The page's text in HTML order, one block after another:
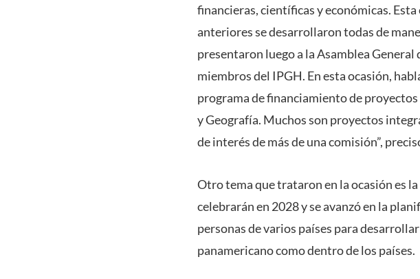
financieras, científicas y económicas.
anteriores se desarrollaron todas de
presentaron luego a la Asamblea
miembros del IPGH. En esta ocasión,
programa de financiamiento de
y Geografía. Muchos son proyectos
de interés de más de una comisión”,
Otro tema que trataron en la ocasión es
celebrarán en 2028 y se avanzó en la
personas de varios países para
panamericano como dentro de los países.